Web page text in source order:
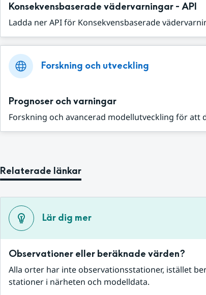
Konsekvensbaserade vädervarningar - API
Ladda ner API för Konsekvensbaserade
Forskning och utveckling
Prognoser och varningar
Forskning och avancerad modellutveckling för att
Relaterade länkar
Lär dig mer
Observationer eller beräknade värden?
Alla orter har inte observationsstationer, istället
stationer i närheten och modelldata.